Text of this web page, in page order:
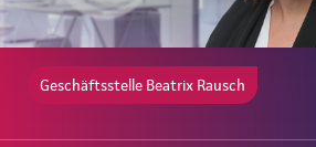
Geschäftsstelle Beatrix Rausch